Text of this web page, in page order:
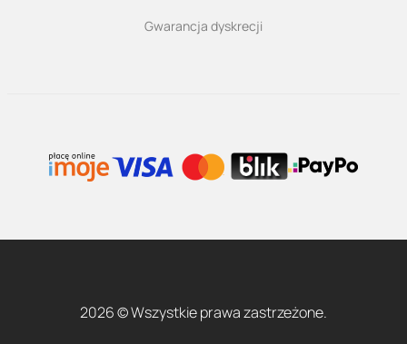
Gwarancja dyskrecji
2026 © Wszystkie prawa zastrzeżone.